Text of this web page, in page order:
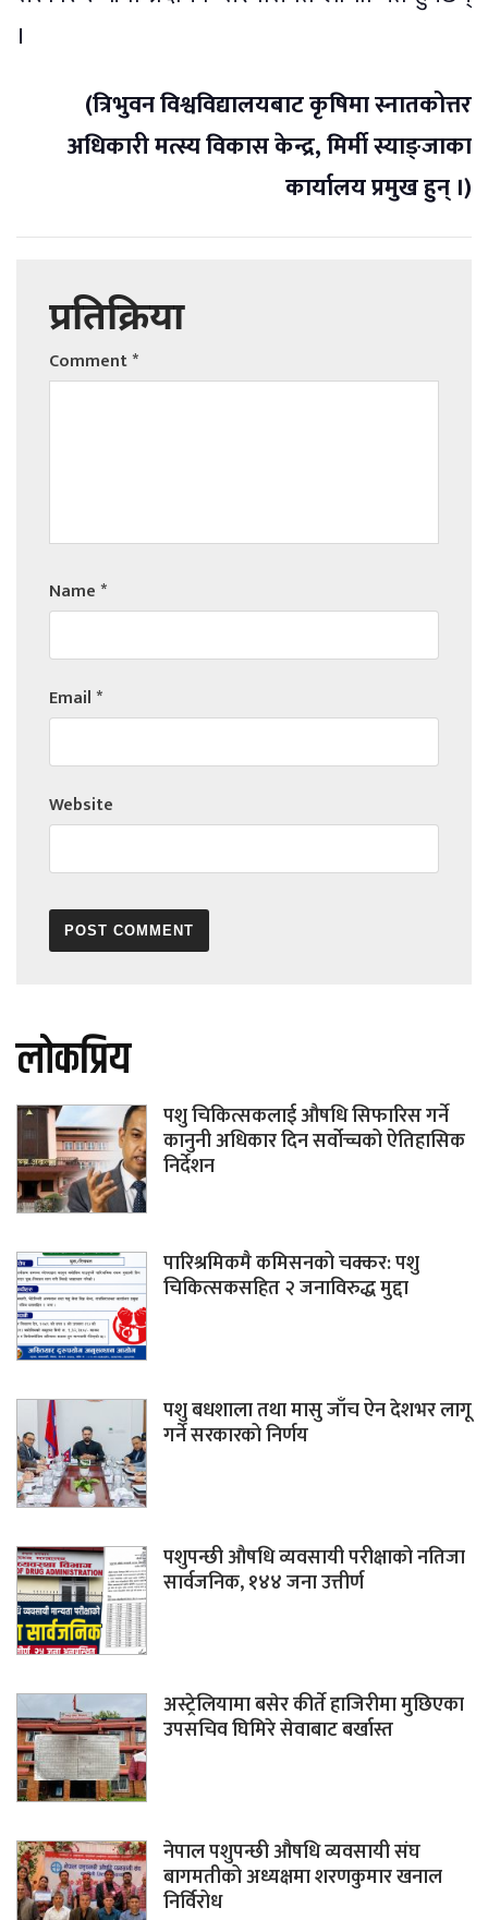
।
(त्रिभुवन विश्वविद्यालयबाट कृषिमा स्नातकोत्तर
अधिकारी मत्स्य विकास केन्द्र, मिर्मी स्याङ्जाका
कार्यालय प्रमुख हुन् ।)
प्रतिक्रिया
Comment*
Name*
Email*
Website
लोकप्रिय
पशु चिकित्सकलाई औषधि सिफारिस गर्ने
कानुनी अधिकार दिन सर्वोच्चको ऐतिहासिक
निर्देशन
पारिश्रमिकमै कमिसनको चक्कर: पशु
चिकित्सकसहित २ जनाविरुद्ध मुद्दा
पशु बधशाला तथा मासु जाँच ऐन देशभर लागू
गर्ने सरकारको निर्णय
पशुपन्छी औषधि व्यवसायी परीक्षाको नतिजा
सार्वजनिक, १४४ जना उत्तीर्ण
अस्ट्रेलियामा बसेर कीर्ते हाजिरीमा मुछिएका
उपसचिव घिमिरे सेवाबाट बर्खास्त
नेपाल पशुपन्छी औषधि व्यवसायी संघ
बागमतीको अध्यक्षमा शरणकुमार खनाल
निर्विरोध